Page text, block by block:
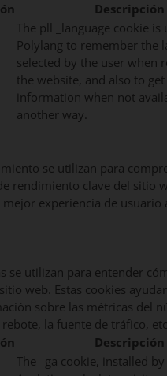
Descripción
The pll _language cookie is
Polylang to remember the
selected by the user when
the website, and also to
information when not
another way.
se utilizan para
rendimiento clave del sitio
experiencia de usuario
se utilizan para entender
web. Estas cookies
sobre las métricas del
la fuente de tráfico, etc.
Descripción
The _ga cookie, installed